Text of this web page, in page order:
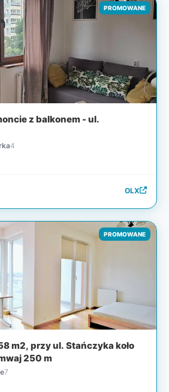
PROMOWANE
z balkonem - ul.
4
OLX
PROMOWANE
m2, przy ul. Stańczyka koło
250 m
7